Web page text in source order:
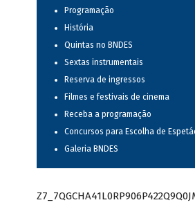
Programação
História
Quintas no BNDES
Sextas instrumentais
Reserva de ingressos
Filmes e festivais de cinema
Receba a programação
Concursos para Escolha de
Galeria BNDES